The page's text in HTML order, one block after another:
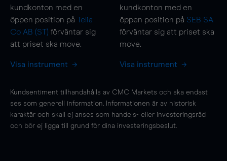
kundkonton med en
öppen position på Telia
Co AB (ST) förväntar sig
att priset ska move.
Visa instrument
kundkonton med en
öppen position på SEB SA
förväntar sig att priset ska
move.
Visa instrument
Kundsentiment tillhandahålls av CMC Markets och ska endast
ses som generell information. Informationen är av historisk
karaktär och skall ej anses som handels- eller investeringsråd
och bör ej ligga till grund för dina investeringsbeslut.